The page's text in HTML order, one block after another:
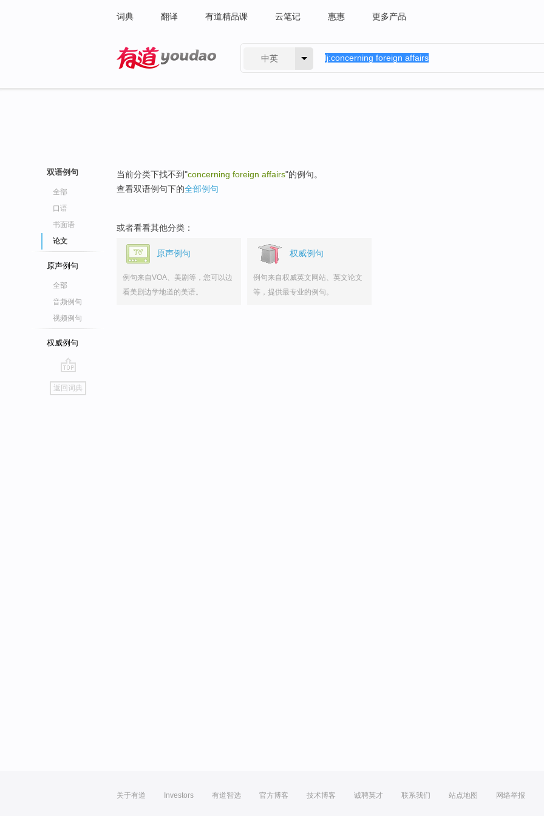
词典 翻译 有道精品课 云笔记 惠惠 更多产品
中英
双语例句
全部
口语
书面语
论文
原声例句
全部
音频例句
视频例句
权威例句
go
top
返回词典
当前分类下找不到"concerning foreign affairs"的例句。
查看双语例句下的全部例句
或者看看其他分类：
原声例句
例句来自VOA、美剧等，您可以边
看美剧边学地道的美语。
权威例句
例句来自权威英文网站、英文论文
等，提供最专业的例句。
关于有道 Investors 有道智选 官方博客 技术博客 诚聘英才 联系我们 站点地图 网络举报